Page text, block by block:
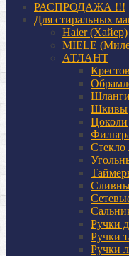
РАСПРОДАЖА !!!
Для стиральных
Haier (Хайер)
MIELE
АТЛАНТ
Шкивы
Цоколи
Стекло
Ручки
Ручки
Ручки